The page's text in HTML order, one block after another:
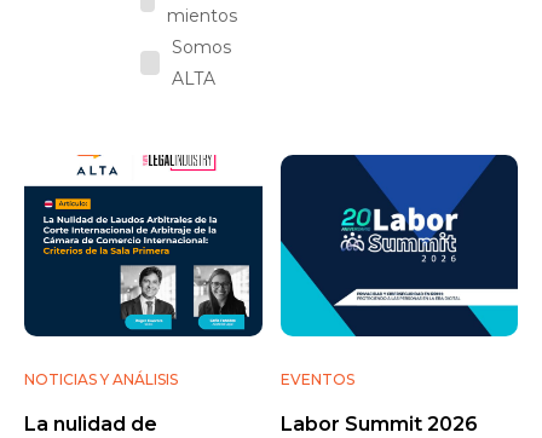
mientos
Somos
ALTA
NOTICIAS Y ANÁLISIS
La nulidad de
EVENTOS
Labor Summit 2026